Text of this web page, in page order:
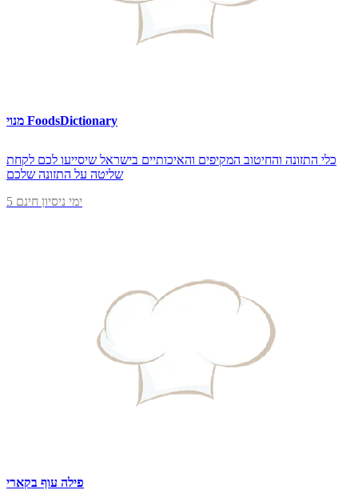
מנוי FoodsDictionary
כלי התזונה והחיטוב המקיפים והאיכותיים בישראל שיסייעו לכם לקחת
שליטה על התזונה שלכם
5 ימי ניסיון חינם
פילה עוף בקארי